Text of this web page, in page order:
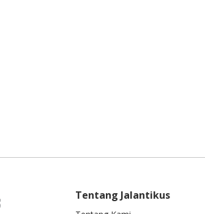
Tentang Jalantikus